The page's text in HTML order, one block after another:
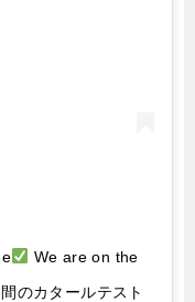
We are on the
のカタールテスト